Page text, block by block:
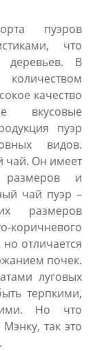
пуэров
что
деревьев. В
качество
вкусовые
пуэр
видов.
чай. Он имеет
размеров и
чай пуэр –
размеров
коричневого
отличается
почек.
луговых
терпкими,
Но что
так это